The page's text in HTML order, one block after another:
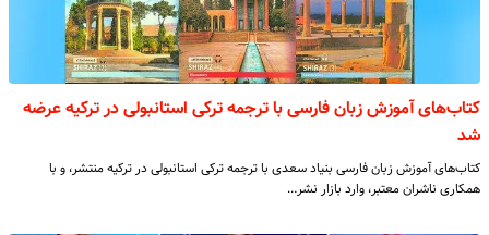
کتاب‌های آموزش زبان فارسی با ترجمه ترکی استانبولی در ترکیه عرضه
شد
کتاب‌های آموزش زبان فارسی بنیاد سعدی با ترجمه ترکی استانبولی در ترکیه منتشر، و با
همکاری ناشران معتبر، وارد بازار نشر…